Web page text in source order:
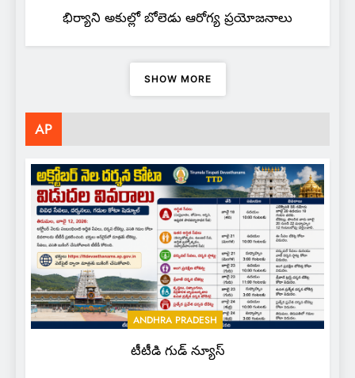
భిర్యాని అకుల్లో బోలెడు ఆరోగ్య ప్రయోజనాలు
SHOW MORE
AP
ANDHRA PRADESH
టీటీడి గుడ్ న్యూస్